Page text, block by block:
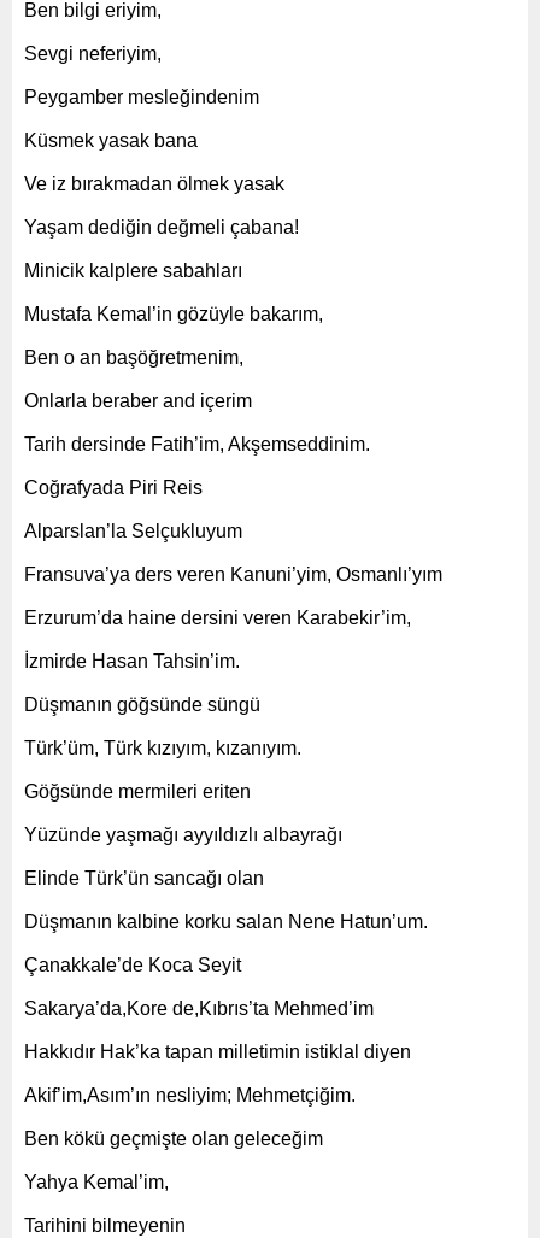
Ben bilgi eriyim,
Sevgi neferiyim,
Peygamber mesleğindenim
Küsmek yasak bana
Ve iz bırakmadan ölmek yasak
Yaşam dediğin değmeli çabana!
Minicik kalplere sabahları
Mustafa Kemal’in gözüyle bakarım,
Ben o an başöğretmenim,
Onlarla beraber and içerim
Tarih dersinde Fatih’im, Akşemseddinim.
Coğrafyada Piri Reis
Alparslan’la Selçukluyum
Fransuva’ya ders veren Kanuni’yim, Osmanlı’yım
Erzurum’da haine dersini veren Karabekir’im,
İzmirde Hasan Tahsin’im.
Düşmanın göğsünde süngü
Türk’üm, Türk kızıyım, kızanıyım.
Göğsünde mermileri eriten
Yüzünde yaşmağı ayyıldızlı albayrağı
Elinde Türk’ün sancağı olan
Düşmanın kalbine korku salan Nene Hatun’um.
Çanakkale’de Koca Seyit
Sakarya’da,Kore de,Kıbrıs’ta Mehmed’im
Hakkıdır Hak’ka tapan milletimin istiklal diyen
Akif’im,Asım’ın nesliyim; Mehmetçiğim.
Ben kökü geçmişte olan geleceğim
Yahya Kemal’im,
Tarihini bilmeyenin